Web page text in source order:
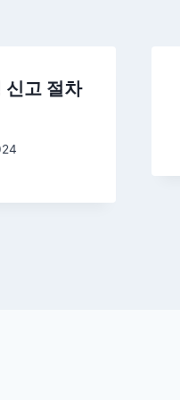
신고 절차